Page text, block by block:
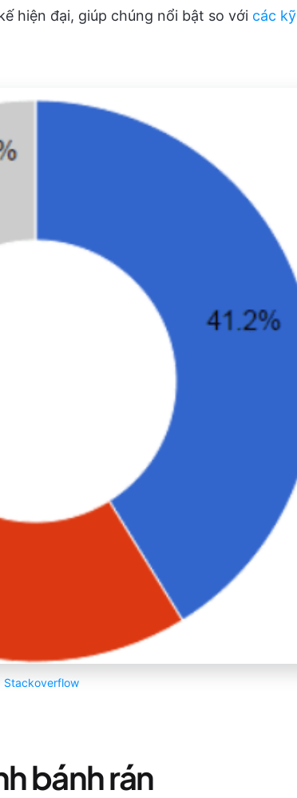
hiện đại, giúp chúng nổi bật so với các kỹ
Stackoverflow
bánh rán